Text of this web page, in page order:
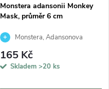
Monstera adansonii Monkey
Mask, průměr 6 cm
Monstera, Adansonova
monstera, Švýcarský sýr
165 Kč
Skladem >20 ks